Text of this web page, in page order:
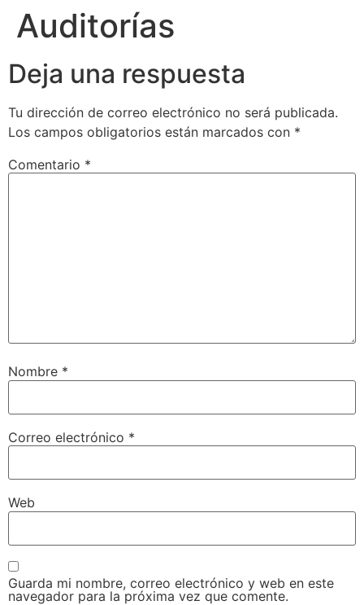
Auditorías
Deja una respuesta
Tu dirección de correo electrónico no será publicada.
Los campos obligatorios están marcados con *
Comentario *
Nombre *
Correo electrónico *
Web
Guarda mi nombre, correo electrónico y web en este
navegador para la próxima vez que comente.